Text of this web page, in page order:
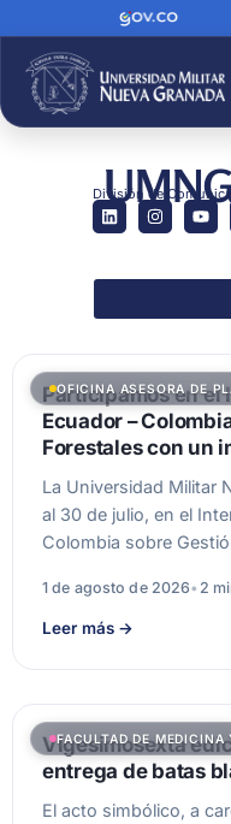
División de
OFICINA ASESORA DE
Participamos en el
Ecuador –
Forestales con un
La Universidad Militar
al 30 de julio, en el
Colombia sobre
1 de agosto de 2026• 2
Leer más →
FACULTAD DE
Vigesimosexta
entrega de batas
El acto simbólico, a